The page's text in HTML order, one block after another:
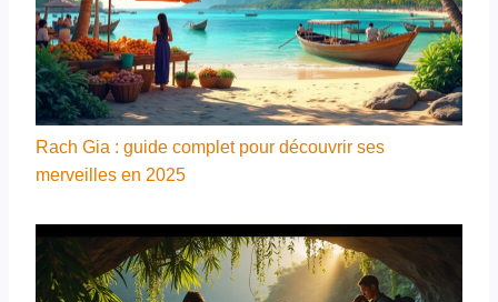
Rach Gia : guide complet pour découvrir ses
merveilles en 2025